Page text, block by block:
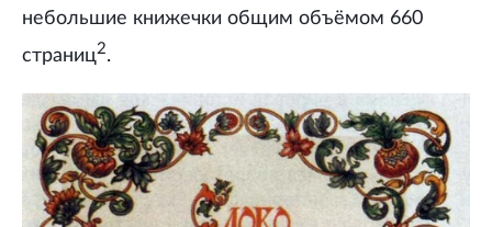
небольшие книжечки общим объёмом 660
страниц2.